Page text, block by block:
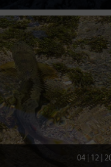
04 | 12 |